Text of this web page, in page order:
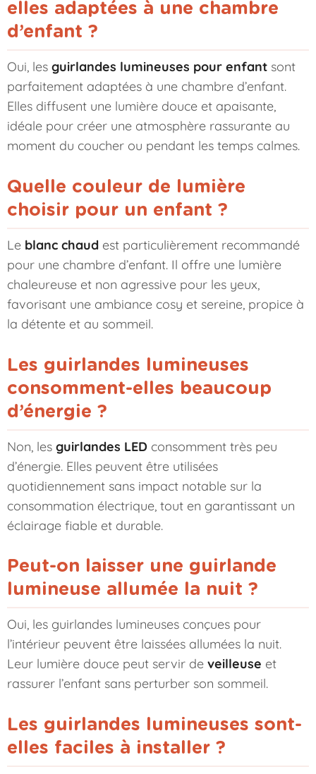
elles adaptées à une chambre
d’enfant ?
Oui, les guirlandes lumineuses pour enfant sont
parfaitement adaptées à une chambre d’enfant.
Elles diffusent une lumière douce et apaisante,
idéale pour créer une atmosphère rassurante au
moment du coucher ou pendant les temps calmes.
Quelle couleur de lumière
choisir pour un enfant ?
Le blanc chaud est particulièrement recommandé
pour une chambre d’enfant. Il offre une lumière
chaleureuse et non agressive pour les yeux,
favorisant une ambiance cosy et sereine, propice à
la détente et au sommeil.
Les guirlandes lumineuses
consomment-elles beaucoup
d’énergie ?
Non, les guirlandes LED consomment très peu
d’énergie. Elles peuvent être utilisées
quotidiennement sans impact notable sur la
consommation électrique, tout en garantissant un
éclairage fiable et durable.
Peut-on laisser une guirlande
lumineuse allumée la nuit ?
Oui, les guirlandes lumineuses conçues pour
l’intérieur peuvent être laissées allumées la nuit.
Leur lumière douce peut servir de veilleuse et
rassurer l’enfant sans perturber son sommeil.
Les guirlandes lumineuses sont-
elles faciles à installer ?